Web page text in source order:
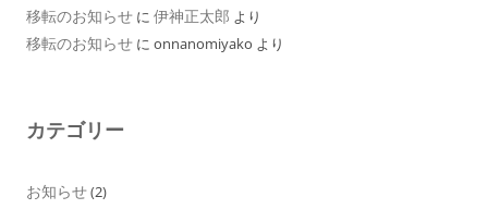
移転のお知らせ に 伊神正太郎 より
移転のお知らせ に onnanomiyako より
カテゴリー
お知らせ(2)